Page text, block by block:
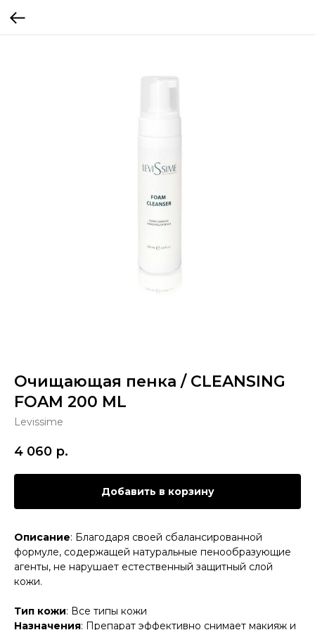
Очищающая пенка / CLEANSING
FOAM 200 ML
Levissime
4 060 р.
Добавить в корзину
Описание: Благодаря своей сбалансированной
формуле, содержащей натуральные пенообразующие
агенты, не нарушает естественный защитный слой
кожи.
Тип кожи: Все типы кожи
Назначения: Препарат эффективно снимает макияж и